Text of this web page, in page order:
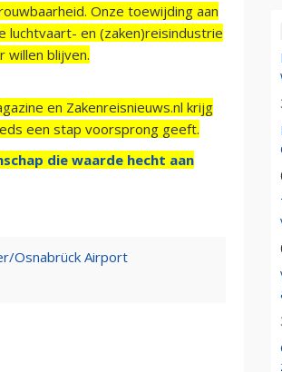
Onze toewijding aan
luchtvaart- en (zaken)reisindustrie
willen blijven.
en Zakenreisnieuws.nl krijg
een stap voorsprong geeft.
die waarde hecht aan
Osnabrück Airport